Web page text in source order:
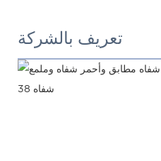
تعريف بالشركة